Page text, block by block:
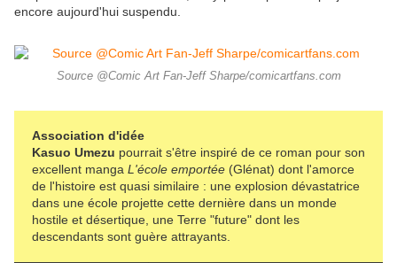
encore aujourd'hui suspendu.
Source @Comic Art Fan-Jeff Sharpe/comicartfans.com
Association d'idée
Kasuo Umezu pourrait s'être inspiré de ce roman pour son
excellent manga L'école emportée (Glénat) dont l'amorce
de l'histoire est quasi similaire : une explosion dévastatrice
dans une école projette cette dernière dans un monde
hostile et désertique, une Terre "future" dont les
descendants sont guère attrayants.